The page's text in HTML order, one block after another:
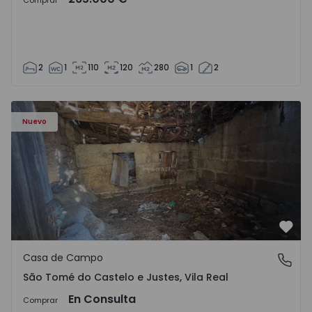
2 1 110 120 280 1 2
Nuevo
Casa Vila Real, São Tomé do Castelo e Justes - 1575189 - 1
São Tomé do Castelo e Justes, Vila Real
Casa de Campo
São Tomé do Castelo e Justes, Vila Real
Comprar En Consulta